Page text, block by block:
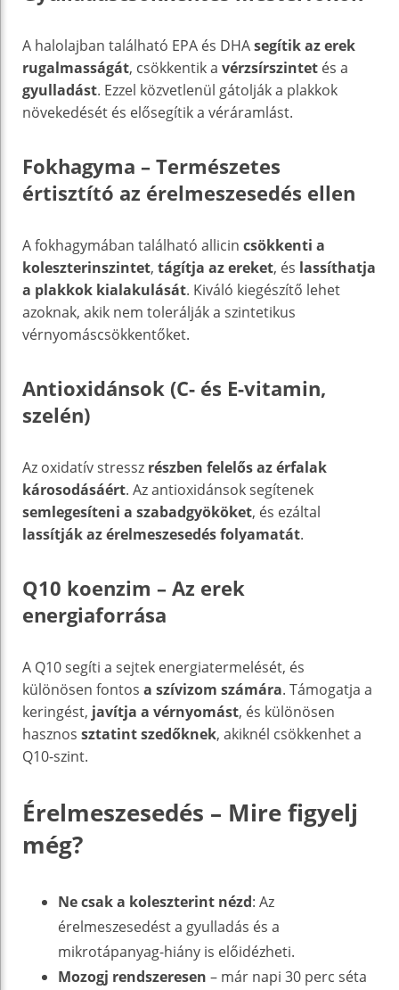
A halolajban található EPA és DHAsegítik az erek
rugalmasságát, csökkentik a vérzsírszintet és a
gyulladást. Ezzel közvetlenül gátolják a plakkok
növekedését és elősegítik a véráramlást.
Fokhagyma – Természetes
értisztító az érelmeszesedés ellen
A fokhagymában található allicin csökkenti a
koleszterinszintet, tágítja az ereket, és lassíthatja
a plakkok kialakulását. Kiváló kiegészítő lehet
azoknak, akik nem tolerálják a szintetikus
vérnyomáscsökkentőket.
Antioxidánsok (C- és E-vitamin,
szelén)
Az oxidatív stressz részben felelős az érfalak
károsodásáért. Az antioxidánsok segítenek
semlegesíteni a szabadgyököket, és ezáltal
lassítják az érelmeszesedés folyamatát.
Q10 koenzim – Az erek
energiaforrása
A Q10 segíti a sejtek energiatermelését, és
különösen fontos a szívizom számára. Támogatja a
keringést, javítja a vérnyomást, és különösen
hasznos sztatint szedőknek, akiknél csökkenhet a
Q10-szint.
Érelmeszesedés – Mire figyelj
még?
Ne csak a koleszterint nézd: Az
érelmeszesedést a gyulladás és a
mikrotápanyag-hiány is előidézheti.
Mozogj rendszeresen – már napi 30 perc séta